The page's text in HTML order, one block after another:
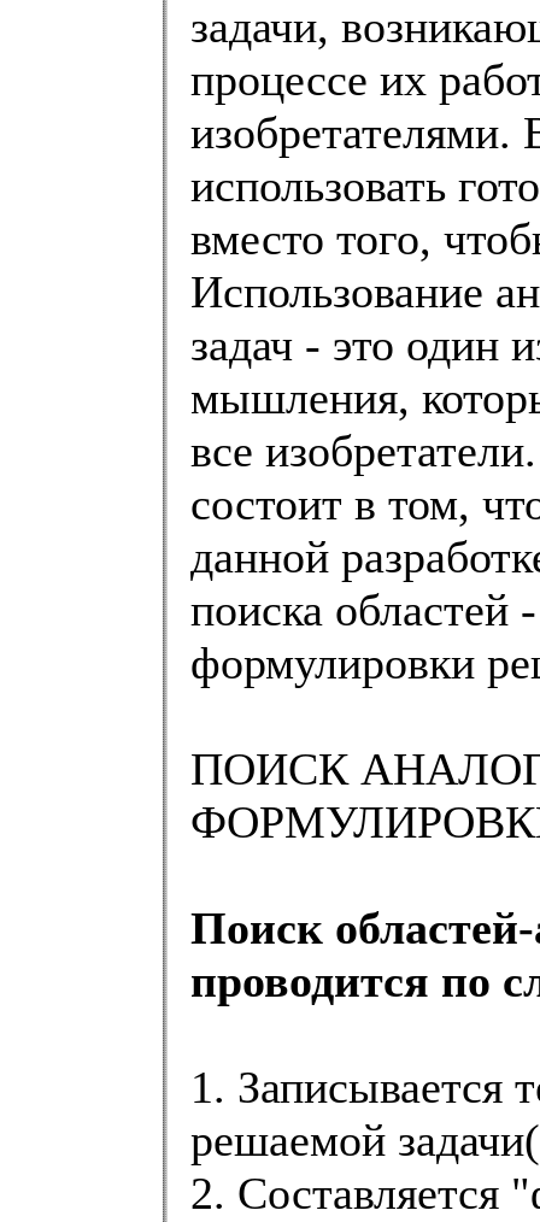
задачи,
процессе их
использовать
вместо того,
Использование
задач - это один
мышления,
все
состоит в том,
данной
поиска областей
формулировки
ПОИСК
Поиск
проводится по
1. Записывается
решаемой
2. Составляется